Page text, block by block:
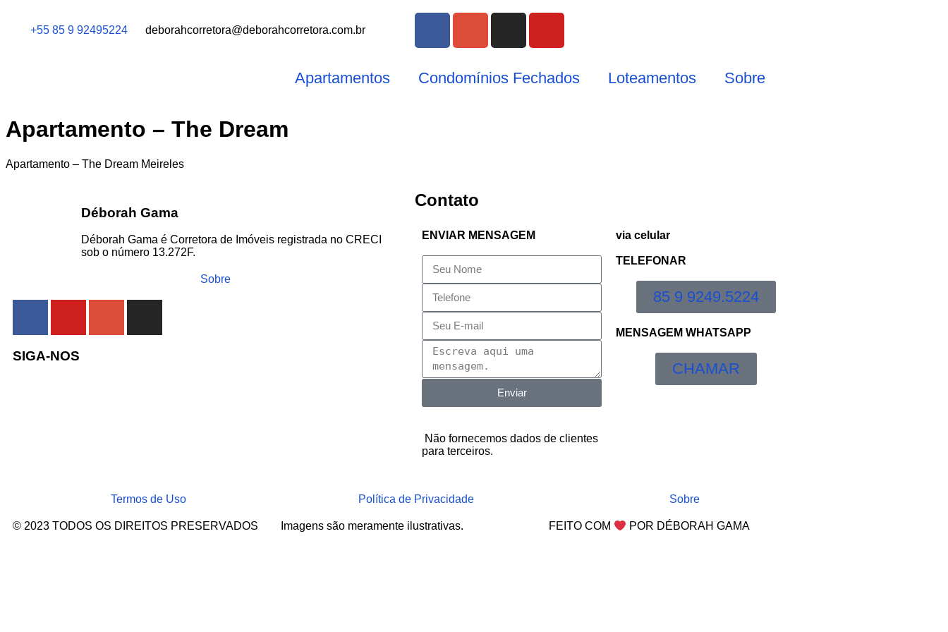
+55 85 9 92495224 deborahcorretora@deborahcorretora.com.br
Apartamentos Condomínios Fechados Loteamentos Sobre
Apartamento – The Dream
Apartamento – The Dream Meireles
Déborah Gama
Déborah Gama é Corretora de Imóveis registrada no CRECI
sob o número 13.272F.
Sobre
SIGA-NOS
Contato
ENVIAR MENSAGEM via celular
Enviar
Não fornecemos dados de clientes
para terceiros.
TELEFONAR
85 9 9249.5224
MENSAGEM WHATSAPP
CHAMAR
Termos de Uso Política de Privacidade Sobre
© 2023 TODOS OS DIREITOS PRESERVADOS Imagens são meramente ilustrativas. FEITO COM POR DÉBORAH GAMA